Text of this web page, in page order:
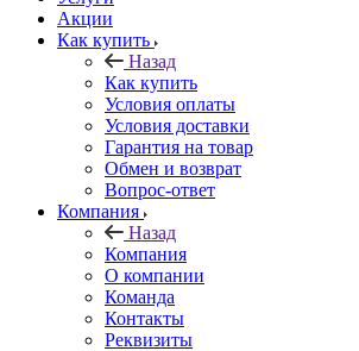
Акции
Как купить
Назад
Как купить
Условия оплаты
Условия доставки
Гарантия на товар
Обмен и возврат
Вопрос-ответ
Компания
Назад
Компания
О компании
Команда
Контакты
Реквизиты